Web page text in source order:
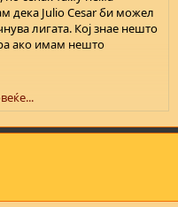
дека Julio Cesar би можел
лигата. Кој знае нешто
ако имам нешто
ekipite vo taa liga se: